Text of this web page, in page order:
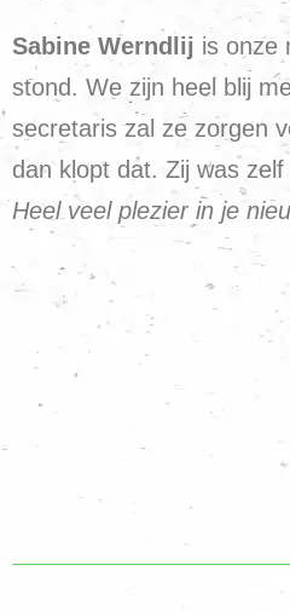
Sabine Werndlij is onze
stond. We zijn heel blij
secretaris zal ze zorgen
dan klopt dat. Zij was
Heel veel plezier in je